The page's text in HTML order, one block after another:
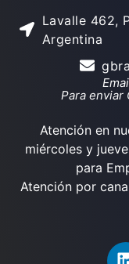
Lavalle 462,
Argentina
Para enviar
Atención en
miércoles y
para
Atención por